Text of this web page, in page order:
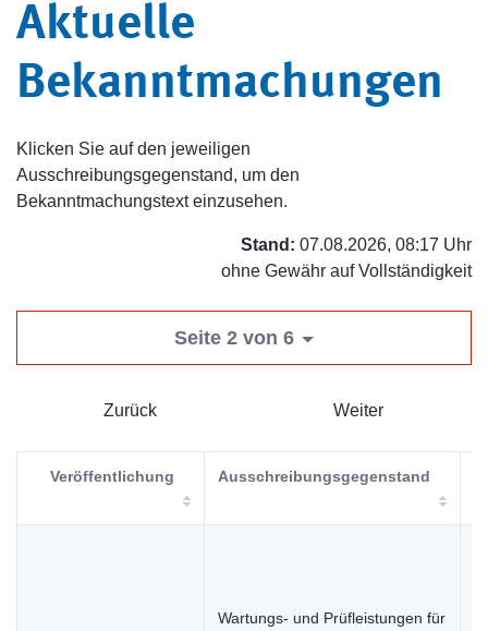
Aktuelle
Bekanntmachungen
Klicken Sie auf den jeweiligen
Ausschreibungsgegenstand, um den
Bekanntmachungstext einzusehen.
Stand: 07.08.2026, 08:17 Uhr
ohne Gewähr auf Vollständigkeit
Seite 2 von 6
Zurück Weiter
Veröffentlichung Ausschreibungsgegenstand
Wartungs- und Prüfleistungen für